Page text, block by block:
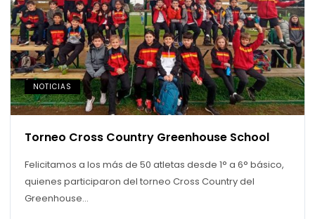
NOTICIAS
Torneo Cross Country Greenhouse School
Felicitamos a los más de 50 atletas desde 1° a 6° básico,
quienes participaron del torneo Cross Country del
Greenhouse...